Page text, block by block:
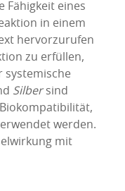
Fähigkeit eines
in einem
hervorzurufen
zu erfüllen,
systemische
Silbersind
werden.
mit